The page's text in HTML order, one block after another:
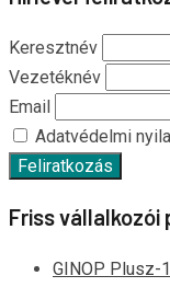
Keresztnév
Vezetéknév
Email
Adatvédelmi
Friss vállalkozói
GINOP Plusz-